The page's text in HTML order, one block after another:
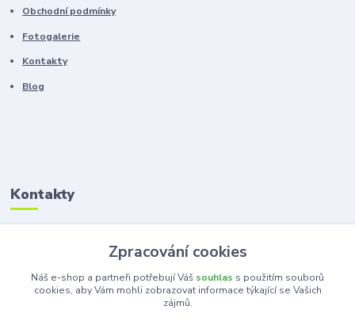
Obchodní podmínky
Fotogalerie
Kontakty
Blog
Kontakty
Zákaznická podpora
+420 603 100 966
(Po-Pá, 8-16 hod.)
Zpracování cookies
Náš e-shop a partneři potřebují Váš souhlas s použitím souborů
cookies, aby Vám mohli zobrazovat informace týkající se Vašich
zájmů.